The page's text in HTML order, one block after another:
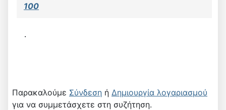
100
.
Παρακαλούμε Σύνδεση ή Δημιουργία λογαριασμού
για να συμμετάσχετε στη συζήτηση.